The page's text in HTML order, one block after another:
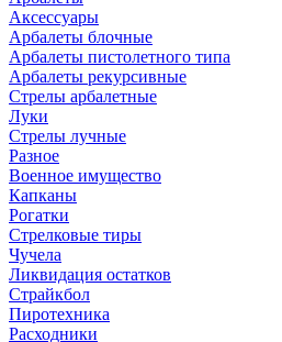
Аксессуары
Арбалеты блочные
Арбалеты пистолетного типа
Арбалеты рекурсивные
Стрелы арбалетные
Луки
Стрелы лучные
Разное
Военное имущество
Капканы
Рогатки
Стрелковые тиры
Чучела
Ликвидация остатков
Страйкбол
Пиротехника
Расходники